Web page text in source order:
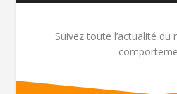
Suivez toute l’actualité